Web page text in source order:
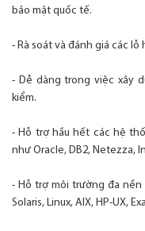
bảo mật quốc tế.
- Rà soát và đánh giá các lỗ
- Dễ dàng trong việc xây
kiểm.
- Hỗ trợ hầu hết các hệ
như Oracle, DB2, Netezza,
- Hỗ trợ môi trường đa nền
Solaris, Linux, AIX, HP-UX,